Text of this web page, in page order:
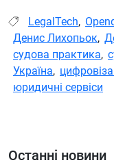
LegalTech,
Денис Лихопьок,
судова практика,
Україна,
юридичні сервіси
Останні новини